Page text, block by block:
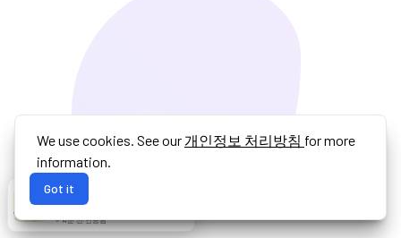
We use cookies. See our개인정보 처리방침 for more
information.
Got it